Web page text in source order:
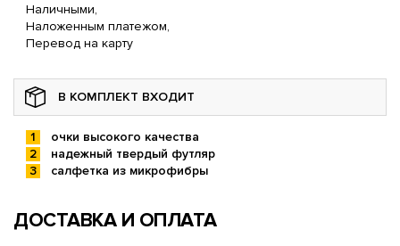
Наличными,
Наложенным платежом,
Перевод на карту
В КОМПЛЕКТ ВХОДИТ
очки высокого качества
надежный твердый футляр
салфетка из микрофибры
ДОСТАВКА И ОПЛАТА